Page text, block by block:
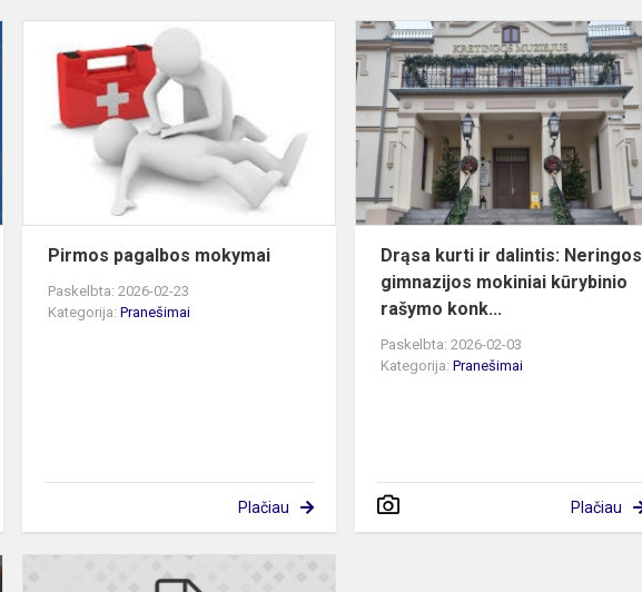
Neringos
gimnazijoje
Pirmos
pagalbos
mokymai
Pirmos pagalbos mokymai
Paskelbta: 2026-02-23
Kategorija:Pranešimai
Plačiau
Drąsa kurti ir dalintis: Neringos
gimnazijos mokiniai kūrybinio
rašymo konk...
Paskelbta: 2026-02-03
Kategorija:Pranešimai
Plačiau
„Praeities